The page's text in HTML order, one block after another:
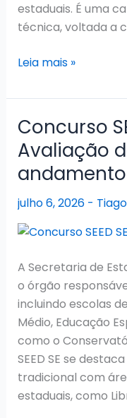
estaduais. É uma
técnica, voltada a
Concurso
SE
2026:
Último
Certame
Homologado
Leia mais »
Concurso
Avaliação
andamento
julho 6, 2026 -
A Secretaria de
o órgão
incluindo escolas
Médio, Educação
como o
SEED SE se
tradicional com
estaduais, como